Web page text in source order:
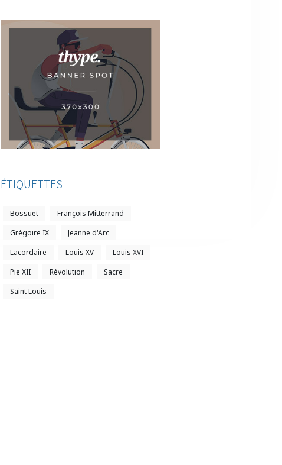
ÉTIQUETTES
Bossuet
François Mitterrand
Grégoire IX
Jeanne d'Arc
Lacordaire
Louis XV
Louis XVI
Pie XII
Révolution
Sacre
Saint Louis